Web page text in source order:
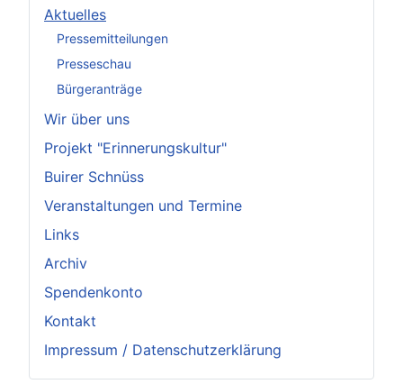
Aktuelles
Pressemitteilungen
Presseschau
Bürgeranträge
Wir über uns
Projekt "Erinnerungskultur"
Buirer Schnüss
Veranstaltungen und Termine
Links
Archiv
Spendenkonto
Kontakt
Impressum / Datenschutzerklärung